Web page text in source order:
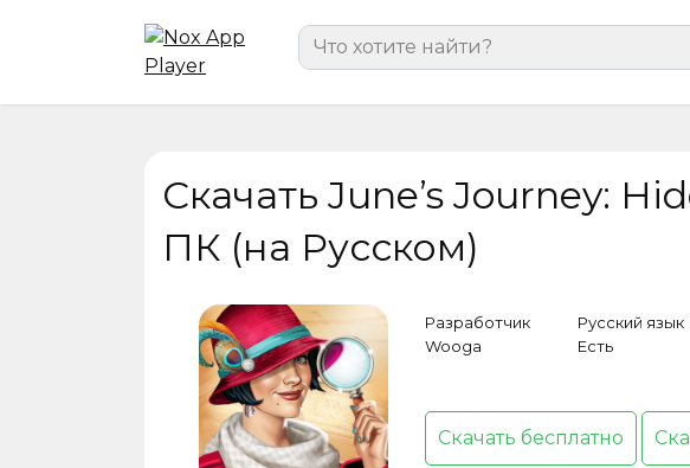
Search
for:
Скачать June’s Journey:
ПК (на Русском)
Разработчик
Wooga
Русский язык
Есть
Скачать бесплатно